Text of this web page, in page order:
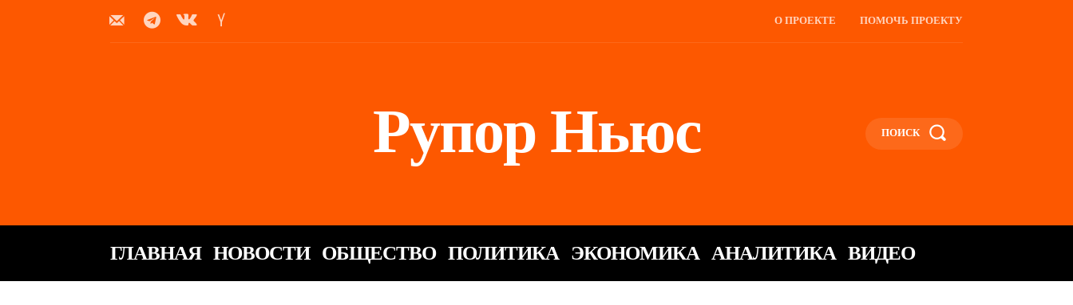
О ПРОЕКТЕ ПОМОЧЬ ПРОЕКТУ
Рупор Ньюс ПОИСК
ГЛАВНАЯ НОВОСТИ ОБЩЕСТВО ПОЛИТИКА ЭКОНОМИКА АНАЛИТИКА ВИДЕО